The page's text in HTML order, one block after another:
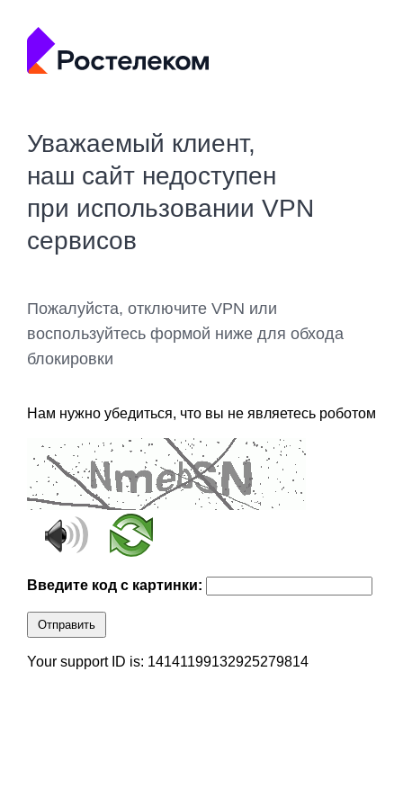
Уважаемый клиент,
наш сайт недоступен
при использовании VPN
сервисов
Пожалуйста, отключите VPN или
воспользуйтесь формой ниже для обхода
блокировки
Нам нужно убедиться, что вы не являетесь роботом
Введите код с картинки:
Отправить
Your support ID is: 14141199132925279814